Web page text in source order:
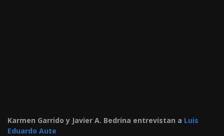
Karmen Garrido y Javier A. Bedrina entrevistan a Luis
Eduardo Aute